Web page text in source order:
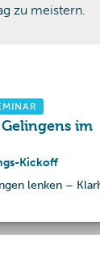
zu meistern.
im
Kickoff
lenken –